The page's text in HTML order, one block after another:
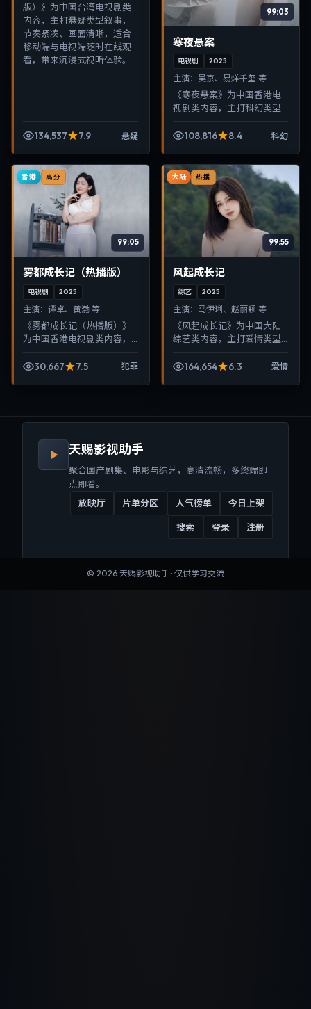
版）》为中国台湾电视剧类
内容，主打悬疑类型叙事，
节奏紧凑、画面清晰，适合
移动端与电视端随时在线观
看，带来沉浸式视听体验。
134,537 7.9 悬疑
99:03
寒夜悬案
电视剧 2025
主演： 吴京、易烊千玺 等
《寒夜悬案》为中国香港电
视剧类内容，主打科幻类型
晰，适合移动端与电视端随
108,816 8.4 科幻
香港 高分
99:05
雾都成长记（热播版）
电视剧 2025
主演： 谭卓、黄渤 等
《雾都成长记（热播版）》
为中国香港电视剧类内容，
凑、画面清晰，适合移动端
30,667 7.5 犯罪
大陆 热播
99:55
风起成长记
综艺 2025
主演： 马伊琍、赵丽颖 等
《风起成长记》为中国大陆
综艺类内容，主打爱情类型
晰，适合移动端与电视端随
164,654 6.3 爱情
天赐影视助手
聚合国产剧集、电影与综艺，高清流畅，多终端即
点即看。
放映厅
片单分区 人气榜单 今日上架
搜索 登录 注册
© 2026 天赐影视助手 · 仅供学习交流